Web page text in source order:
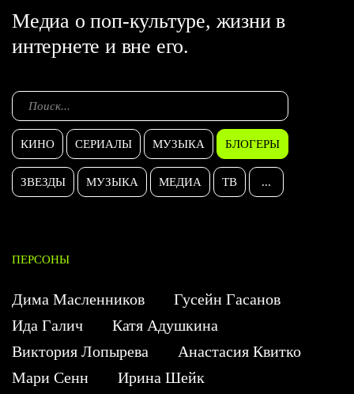
Медиа о поп-культуре, жизни в
интернете и вне его.
КИНО СЕРИАЛЫ МУЗЫКА БЛОГЕРЫ
ЗВЕЗДЫ МУЗЫКА МЕДИА ТВ ...
ПЕРСОНЫ
Дима Масленников
Гусейн Гасанов
Ида Галич
Катя Адушкина
Виктория Лопырева
Анастасия Квитко
Мари Сенн
Ирина Шейк